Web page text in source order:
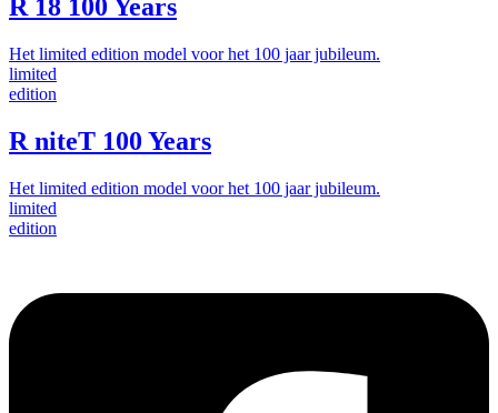
R 18 100 Years
Het limited edition model voor het 100 jaar jubileum.
limited
edition
R niteT 100 Years
Het limited edition model voor het 100 jaar jubileum.
limited
edition